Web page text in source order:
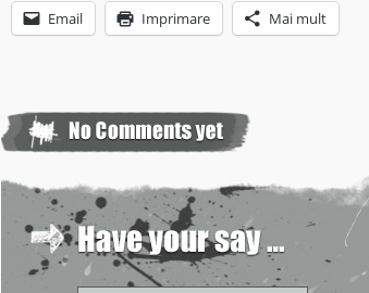
Email Imprimare Mai mult